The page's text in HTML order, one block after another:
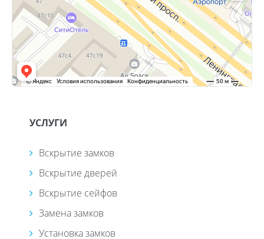
УСЛУГИ
Вскрытие замков
Вскрытие дверей
Вскрытие сейфов
Замена замков
Установка замков